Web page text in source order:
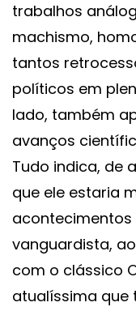
trabalhos
machismo,
tantos
políticos em
lado, também
avanços
Tudo indica, de
que ele estaria
acontecimentos
vanguardista,
com o clássico
atualíssima que